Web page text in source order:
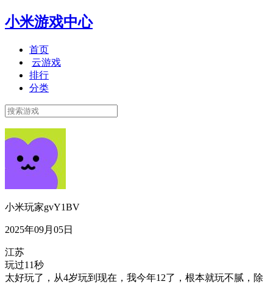
小米游戏中心
首页
云游戏
排行
分类
小米玩家gvY1BV
2025年09月05日
江苏
玩过11秒
太好玩了，从4岁玩到现在，我今年12了，根本就玩不腻，除